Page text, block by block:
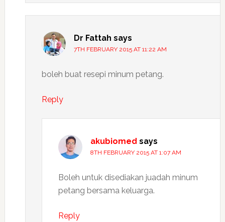
Dr Fattah says
7TH FEBRUARY 2015 AT 11:22 AM
boleh buat resepi minum petang.
Reply
akubiomed says
8TH FEBRUARY 2015 AT 1:07 AM
Boleh untuk disediakan juadah minum
petang bersama keluarga.
Reply